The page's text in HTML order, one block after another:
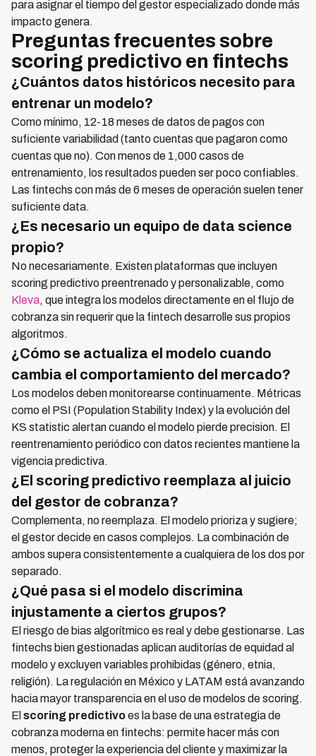
para asignar el tiempo del gestor especializado donde más
impacto genera.
Preguntas frecuentes sobre
scoring predictivo en fintechs
¿Cuántos datos históricos necesito para
entrenar un modelo?
Como mínimo, 12-18 meses de datos de pagos con
suficiente variabilidad (tanto cuentas que pagaron como
cuentas que no). Con menos de 1,000 casos de
entrenamiento, los resultados pueden ser poco confiables.
Las fintechs con más de 6 meses de operación suelen tener
suficiente data.
¿Es necesario un equipo de data science
propio?
No necesariamente. Existen plataformas que incluyen
scoring predictivo preentrenado y personalizable, como
Kleva, que integra los modelos directamente en el flujo de
cobranza sin requerir que la fintech desarrolle sus propios
algoritmos.
¿Cómo se actualiza el modelo cuando
cambia el comportamiento del mercado?
Los modelos deben monitorearse continuamente. Métricas
como el PSI (Population Stability Index) y la evolución del
KS statistic alertan cuando el modelo pierde precision. El
reentrenamiento periódico con datos recientes mantiene la
vigencia predictiva.
¿El scoring predictivo reemplaza al juicio
del gestor de cobranza?
Complementa, no reemplaza. El modelo prioriza y sugiere;
el gestor decide en casos complejos. La combinación de
ambos supera consistentemente a cualquiera de los dos por
separado.
¿Qué pasa si el modelo discrimina
injustamente a ciertos grupos?
El riesgo de bias algorítmico es real y debe gestionarse. Las
fintechs bien gestionadas aplican auditorías de equidad al
modelo y excluyen variables prohibidas (género, etnia,
religión). La regulación en México y LATAM está avanzando
hacia mayor transparencia en el uso de modelos de scoring.
El scoring predictivoes la base de una estrategia de
cobranza moderna en fintechs: permite hacer más con
menos, proteger la experiencia del cliente y maximizar la